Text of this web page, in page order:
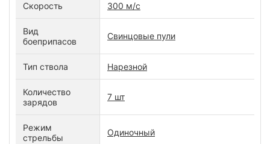
Скорость 300 м/с
Вид
боеприпасов
Свинцовые пули
Тип ствола Нарезной
Количество
зарядов
7 шт
Режим
стрельбы
Одиночный